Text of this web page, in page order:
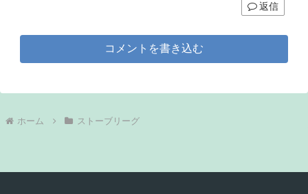
返信
コメントを書き込む
ホーム ストーブリーグ